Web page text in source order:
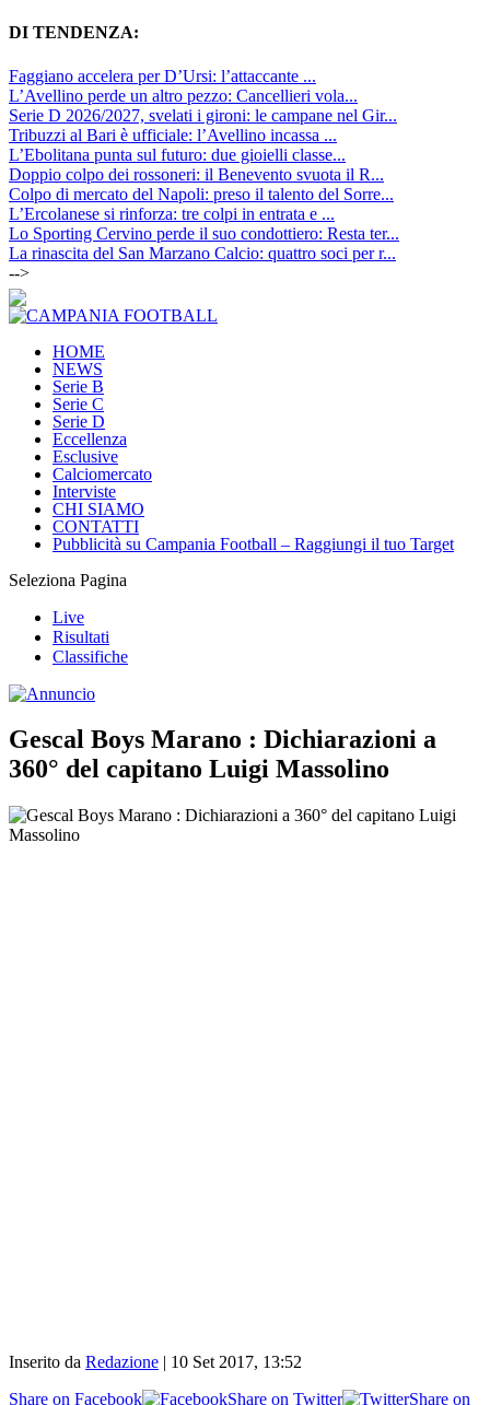
DI TENDENZA:
Faggiano accelera per D’Ursi: l’attaccante ...
L’Avellino perde un altro pezzo: Cancellieri vola...
Serie D 2026/2027, svelati i gironi: le campane nel Gir...
Tribuzzi al Bari è ufficiale: l’Avellino incassa ...
L’Ebolitana punta sul futuro: due gioielli classe...
Doppio colpo dei rossoneri: il Benevento svuota il R...
Colpo di mercato del Napoli: preso il talento del Sorre...
L’Ercolanese si rinforza: tre colpi in entrata e ...
Lo Sporting Cervino perde il suo condottiero: Resta ter...
La rinascita del San Marzano Calcio: quattro soci per r...
-->
HOME
NEWS
Serie B
Serie C
Serie D
Eccellenza
Esclusive
Calciomercato
Interviste
CHI SIAMO
CONTATTI
Pubblicità su Campania Football – Raggiungi il tuo Target
Seleziona Pagina
Live
Risultati
Classifiche
Gescal Boys Marano : Dichiarazioni a
360° del capitano Luigi Massolino
Inserito da Redazione | 10 Set 2017, 13:52
Share on Facebook
Share on Twitter
Share on